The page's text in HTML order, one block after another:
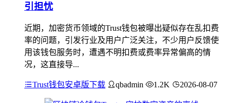
引担忧
近期，加密货币领域的Trust钱包被曝出疑似存在乱扣费
率的问题，引发行业及用户广泛关注，不少用户反馈使
用该钱包服务时，遭遇不明扣费或费率异常偏高的情
况，这直接导...
Trust钱包安卓版下载 qbadmin 1.2K 2026-08-07